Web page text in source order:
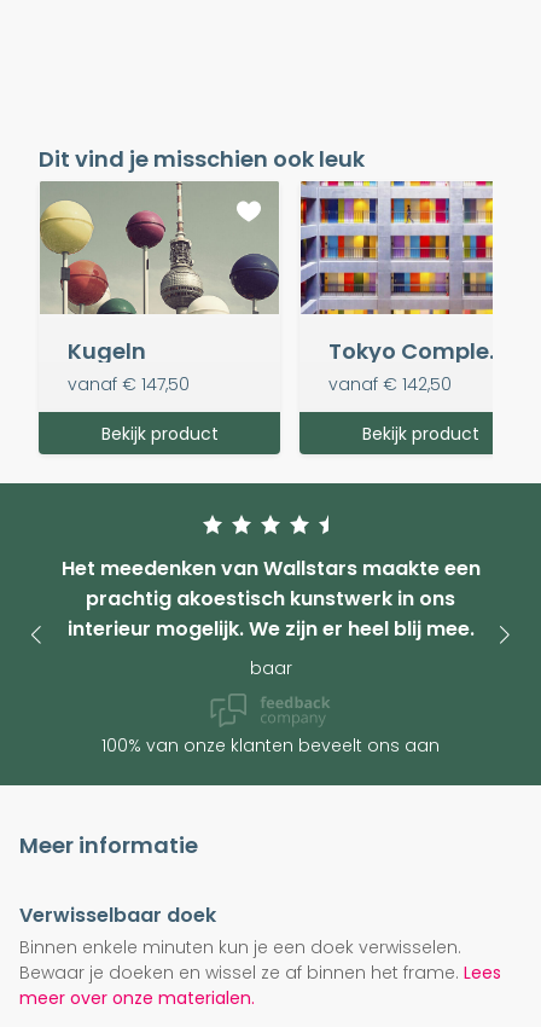
Dit vind je misschien ook leuk
Kugeln
vanaf € 147,50
Bekijk product
Tokyo Complex (vierkant)
vanaf € 142,50
Bekijk product
Het meedenken van Wallstars maakte een
prachtig akoestisch kunstwerk in ons
interieur mogelijk. We zijn er heel blij mee.
baar
100% van onze klanten beveelt ons aan
Meer informatie
Verwisselbaar doek
Binnen enkele minuten kun je een doek verwisselen.
Bewaar je doeken en wissel ze af binnen het frame. Lees
meer over onze materialen.